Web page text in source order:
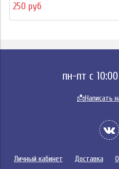
250 руб
пн-пт с
📩Написать
Личный кабинет Доставка